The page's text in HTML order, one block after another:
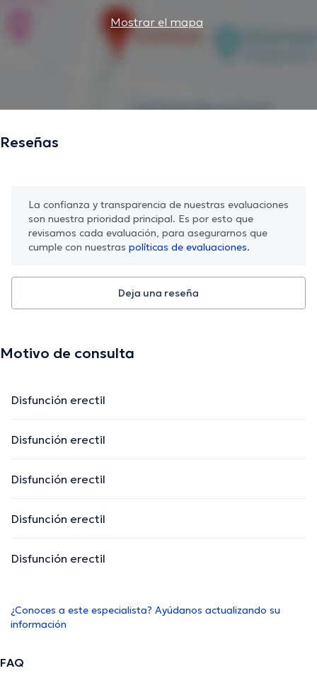
Mostrar el mapa
Reseñas
La confianza y transparencia de nuestras evaluaciones
son nuestra prioridad principal. Es por esto que
revisamos cada evaluación, para asegurarnos que
cumple con nuestras políticas de evaluaciones.
Deja una reseña
Motivo de consulta
Disfunción erectil
Disfunción erectil
Disfunción erectil
Disfunción erectil
Disfunción erectil
¿Conoces a este especialista? Ayúdanos actualizando su
información
FAQ